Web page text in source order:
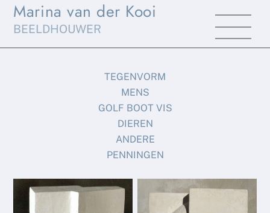
SkipMarina van der Kooi
BEELDHOUWER
TEGENVORM
MENS
GOLF BOOT VIS
DIEREN
ANDERE
PENNINGEN